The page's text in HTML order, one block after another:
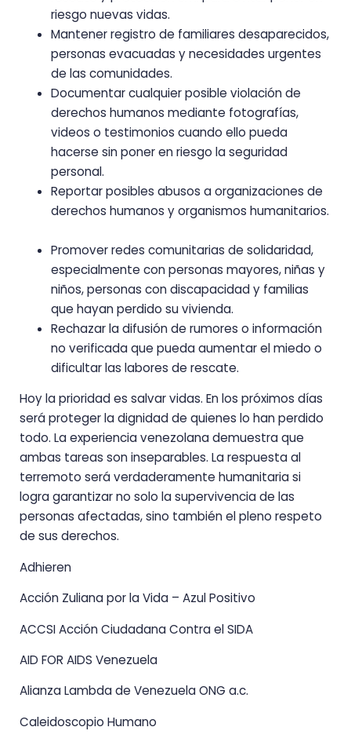
riesgo nuevas vidas.
Mantener registro de familiares desaparecidos,
personas evacuadas y necesidades urgentes
de las comunidades.
Documentar cualquier posible violación de
derechos humanos mediante fotografías,
videos o testimonios cuando ello pueda
hacerse sin poner en riesgo la seguridad
personal.
Reportar posibles abusos a organizaciones de
derechos humanos y organismos humanitarios.
Promover redes comunitarias de solidaridad,
especialmente con personas mayores, niñas y
niños, personas con discapacidad y familias
que hayan perdido su vivienda.
Rechazar la difusión de rumores o información
no verificada que pueda aumentar el miedo o
dificultar las labores de rescate.
Hoy la prioridad es salvar vidas. En los próximos días
será proteger la dignidad de quienes lo han perdido
todo. La experiencia venezolana demuestra que
ambas tareas son inseparables. La respuesta al
terremoto será verdaderamente humanitaria si
logra garantizar no solo la supervivencia de las
personas afectadas, sino también el pleno respeto
de sus derechos.
Adhieren
Acción Zuliana por la Vida – Azul Positivo
ACCSI Acción Ciudadana Contra el SIDA
AID FOR AIDS Venezuela
Alianza Lambda de Venezuela ONG a.c.
Caleidoscopio Humano